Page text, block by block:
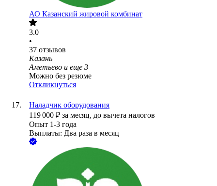
АО Казанский жировой комбинат
3.0
•
37 отзывов
Казань
Аметьево и еще 3
Можно без резюме
Откликнуться
Наладчик оборудования
119 000 ₽ за месяц, до вычета налогов
Опыт 1-3 года
Выплаты: Два раза в месяц